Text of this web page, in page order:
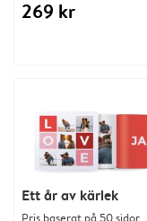
269 kr
Ett år av kärlek
Pris baserat på 50 sidor